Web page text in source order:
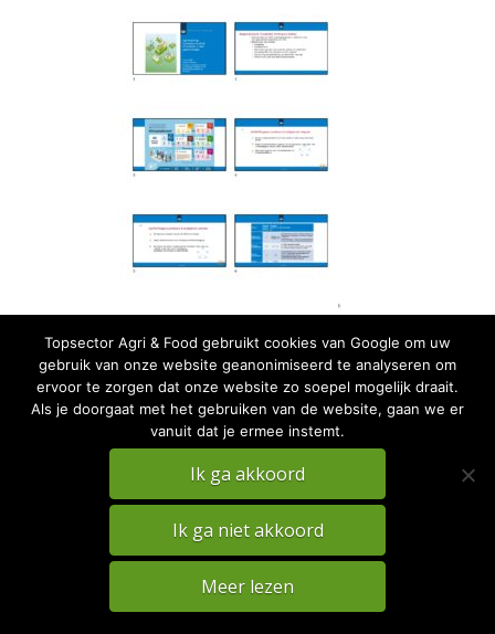
PRIVACY DISCLAIMER
TKI Agri & Food Website
Topsector Agri & Food gebruikt cookies van Google om uw
gebruik van onze website geanonimiseerd te analyseren om
ervoor te zorgen dat onze website zo soepel mogelijk draait.
Als je doorgaat met het gebruiken van de website, gaan we er
vanuit dat je ermee instemt.
Ik ga akkoord
Ik ga niet akkoord
Meer lezen